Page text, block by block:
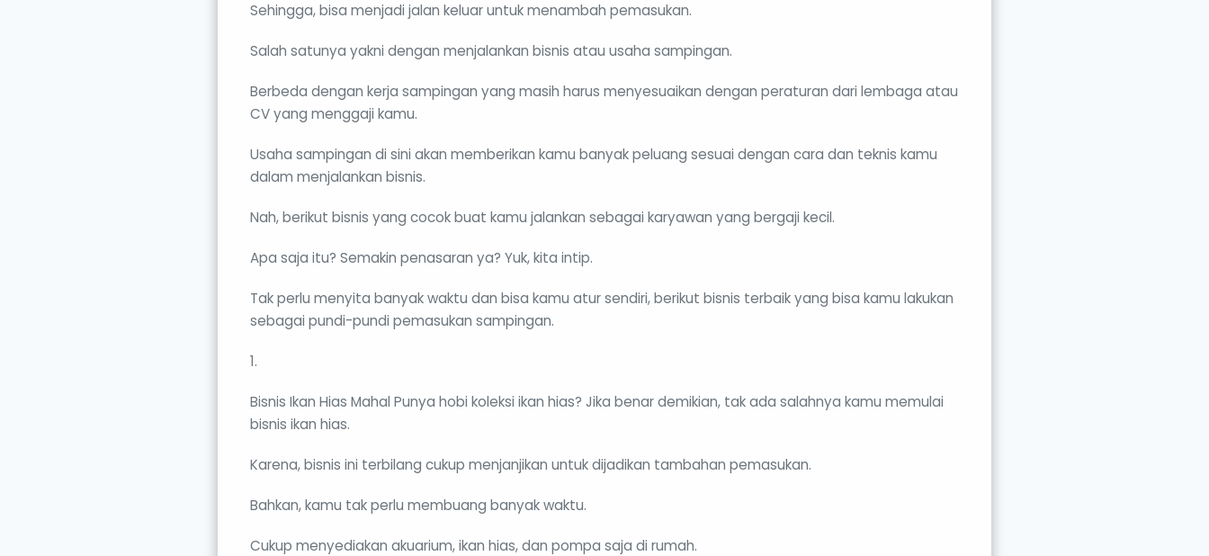
Sehingga, bisa menjadi jalan keluar untuk menambah pemasukan.
Salah satunya yakni dengan menjalankan bisnis atau usaha sampingan.
Berbeda dengan kerja sampingan yang masih harus menyesuaikan dengan peraturan dari lembaga atau
CV yang menggaji kamu.
Usaha sampingan di sini akan memberikan kamu banyak peluang sesuai dengan cara dan teknis kamu
dalam menjalankan bisnis.
Nah, berikut bisnis yang cocok buat kamu jalankan sebagai karyawan yang bergaji kecil.
Apa saja itu? Semakin penasaran ya? Yuk, kita intip.
Tak perlu menyita banyak waktu dan bisa kamu atur sendiri, berikut bisnis terbaik yang bisa kamu lakukan
sebagai pundi-pundi pemasukan sampingan.
1.
Bisnis Ikan Hias Mahal Punya hobi koleksi ikan hias? Jika benar demikian, tak ada salahnya kamu memulai
bisnis ikan hias.
Karena, bisnis ini terbilang cukup menjanjikan untuk dijadikan tambahan pemasukan.
Bahkan, kamu tak perlu membuang banyak waktu.
Cukup menyediakan akuarium, ikan hias, dan pompa saja di rumah.